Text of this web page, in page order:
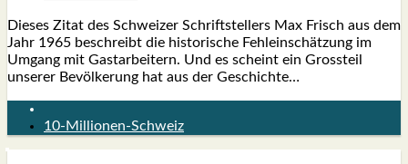
Die­ses Zitat des Schwei­zer Schrift­stel­lers Max Frisch aus dem
Jahr 1965 beschreibt die his­to­ri­sche Fehl­ein­schät­zung im
Umgang mit Gast­ar­bei­tern. Und es scheint ein Gross­teil
unse­rer Bevöl­ke­rung hat aus der Geschich­te…
10-Millionen-Schweiz